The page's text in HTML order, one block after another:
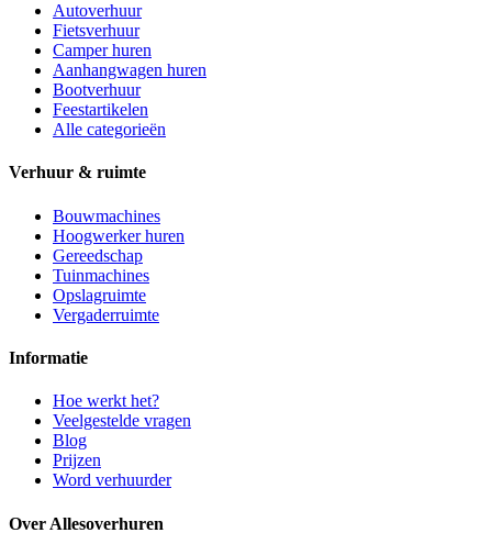
Autoverhuur
Fietsverhuur
Camper huren
Aanhangwagen huren
Bootverhuur
Feestartikelen
Alle categorieën
Verhuur & ruimte
Bouwmachines
Hoogwerker huren
Gereedschap
Tuinmachines
Opslagruimte
Vergaderruimte
Informatie
Hoe werkt het?
Veelgestelde vragen
Blog
Prijzen
Word verhuurder
Over Allesoverhuren